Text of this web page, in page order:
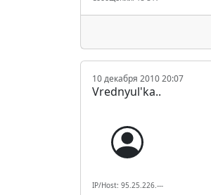
10 декабря 2010 20:07
Vrednyul'ka..
IP/Host: 95.25.226.---